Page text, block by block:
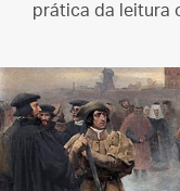
prática da leitura